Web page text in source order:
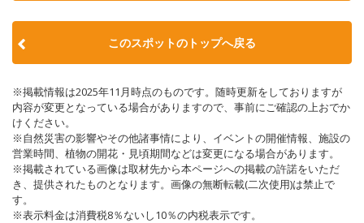
このスポットのトップへ戻る
※掲載情報は2025年11月時点のものです。随時更新をしておりますが
内容が変更となっている場合がありますので、事前にご確認の上おでか
けください。
※自然災害の影響やその他諸事情により、イベントの開催情報、施設の
営業時間、植物の開花・見頃期間などは変更になる場合があります。
※掲載されている画像は取材先から本ページへの掲載の許諾をいただ
き、提供されたものとなります。画像の無断転載(二次使用)は禁止で
す。
※表示料金は消費税8％ないし10％の内税表示です。